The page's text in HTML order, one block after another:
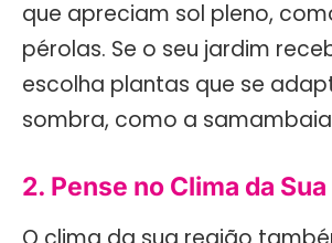
que apreciam sol pleno,
pérolas. Se o seu jardim
escolha plantas que se
sombra, como a
2. Pense no Clima da